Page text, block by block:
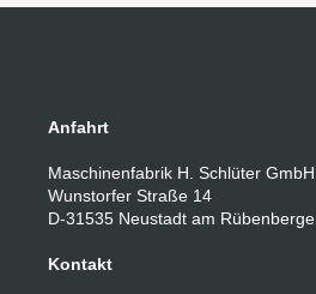
Anfahrt
Maschinenfabrik H. Schlüter GmbH
Wunstorfer Straße 14
D-31535 Neustadt am Rübenberge
Kontakt